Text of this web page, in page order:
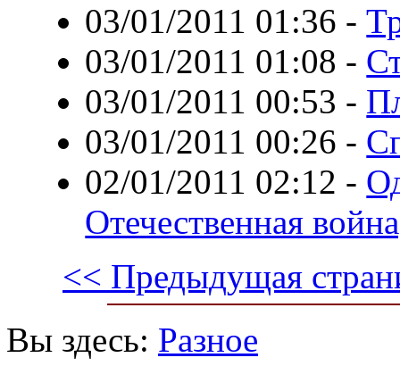
03/01/2011 01:36 -
03/01/2011 01:08 -
03/01/2011 00:53 -
03/01/2011 00:26 -
02/01/2011 02:12 -
Отечественная
<< Предыдущая
Вы здесь: Разное